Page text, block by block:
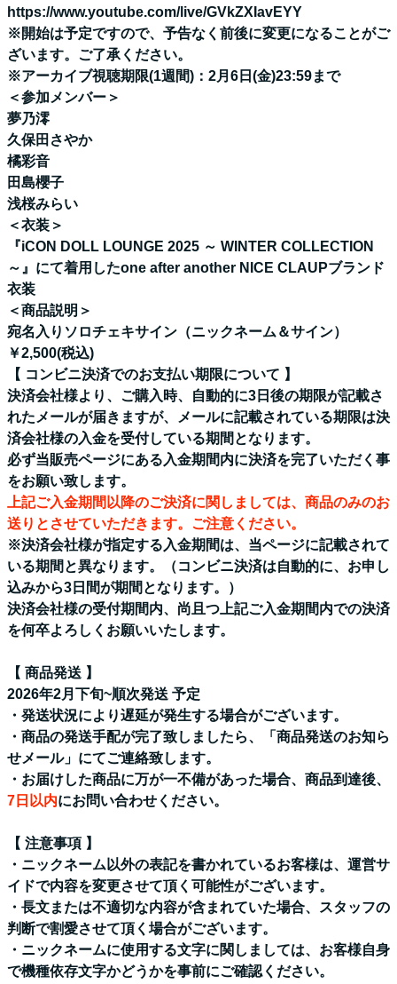
https://www.youtube.com/live/GVkZXIavEYY
※開始は予定ですので、予告なく前後に変更になることがご
ざいます。ご了承ください。
※アーカイブ視聴期限(1週間)：2月6日(金)23:59まで
＜参加メンバー＞
夢乃澪
久保田さやか
橘彩音
田島櫻子
浅桜みらい
＜衣装＞
『iCON DOLL LOUNGE 2025 ～ WINTER COLLECTION
～』にて着用したone after another NICE CLAUPブランド
衣装
＜商品説明＞
宛名入りソロチェキサイン（ニックネーム＆サイン）
￥2,500(税込)
【 コンビニ決済でのお支払い期限について 】
決済会社様より、ご購入時、自動的に3日後の期限が記載さ
れたメールが届きますが、
メールに記載されている期限は決
済会社様の入金を受付している期間となります。
必ず当販売ページにある入金期間内に決済を完了いただく事
をお願い致します。
上記ご入金期間以降のご決済に関しましては、商品のみのお
送りとさせていただきます。ご注意ください。
※決済会社様が指定する入金期間は、当ページに記載されて
いる期間と異なります。（コンビニ決済は自動的に、お申し
込みから3日間が期間となります。）
決済会社様の受付期間内、尚且つ上記ご入金期間内での決済
を何卒よろしくお願いいたします。
【 商品発送 】
2026年2月下旬~順次発送 予定
・発送状況により遅延が発生する場合がございます。
・商品の発送手配が完了致しましたら、「商品発送のお知ら
せメール」にてご連絡致します。
・お届けした商品に万が一不備があった場合、商品到達後、
7日以内にお問い合わせください。
【 注意事項 】
・ニックネーム以外の表記を書かれているお客様は、運営サ
イドで内容を変更させて頂く可能性がございます。
・長文または不適切な内容が含まれていた場合、スタッフの
判断で割愛させて頂く場合がございます。
・ニックネームに使用する文字に関しましては、お客様自身
で機種依存文字かどうかを事前にご確認ください。